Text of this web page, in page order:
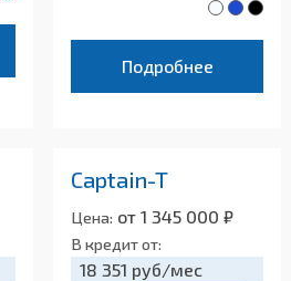
Подробнее
Captain-T
Цена: от 1 345 000 ₽
В кредит от:
18 351 руб/мес